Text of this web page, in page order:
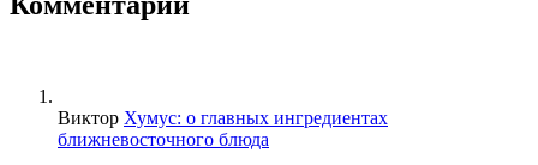
Виктор Хумус: о главных ингредиентах
ближневосточного блюда